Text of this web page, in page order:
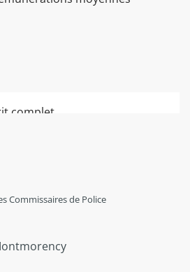
complet
Commissaires de Police